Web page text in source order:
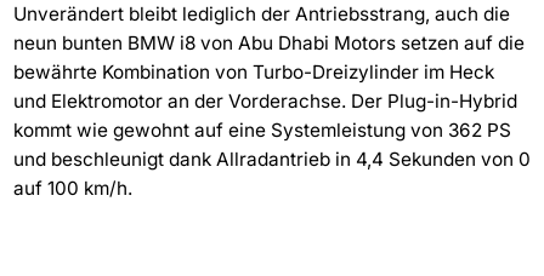
Unverändert bleibt lediglich der Antriebsstrang, auch die
neun bunten BMW i8 von Abu Dhabi Motors setzen auf die
bewährte Kombination von Turbo-Dreizylinder im Heck
und Elektromotor an der Vorderachse. Der Plug-in-Hybrid
kommt wie gewohnt auf eine Systemleistung von 362 PS
und beschleunigt dank Allradantrieb in 4,4 Sekunden von 0
auf 100 km/h.